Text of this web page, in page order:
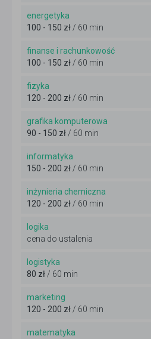
energetyka
100 - 150 zł / 60 min
finanse i rachunkowość
100 - 150 zł / 60 min
fizyka
120 - 200 zł / 60 min
grafika komputerowa
90 - 150 zł / 60 min
informatyka
150 - 200 zł / 60 min
inżynieria chemiczna
120 - 200 zł / 60 min
logika
cena do ustalenia
logistyka
80 zł / 60 min
marketing
120 - 200 zł / 60 min
matematyka